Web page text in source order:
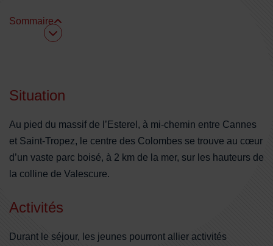
Sommaire
Sommaire
Situation
Au pied du massif de l’Esterel, à mi-chemin entre Cannes
et Saint-Tropez, le centre des Colombes se trouve au cœur
d’un vaste parc boisé, à 2 km de la mer, sur les hauteurs de
la colline de Valescure.
Activités
Durant le séjour, les jeunes pourront allier activités